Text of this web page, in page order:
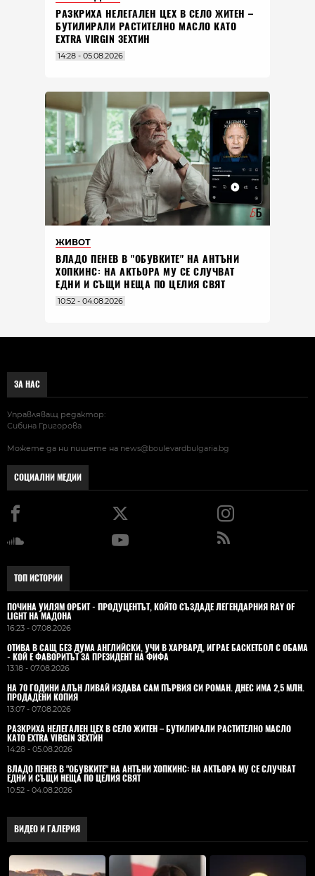
РАЗКРИХА НЕЛЕГАЛЕН ЦЕХ В СЕЛО ЖИТЕН –
БУТИЛИРАЛИ РАСТИТЕЛНО МАСЛО КАТО
EXTRA VIRGIN ЗЕХТИН
14:28 - 05.08.2026
ЖИВОТ
ВЛАДO ПЕНЕВ В "ОБУВКИТЕ" НА АНТЪНИ
ХОПКИНС: НА АКТЬОРА МУ СЕ СЛУЧВАТ
ЕДНИ И СЪЩИ НЕЩА ПО ЦЕЛИЯ СВЯТ
10:52 - 04.08.2026
ЗА НАС
Управляващ редактор:
Сибина Григорова
Можете да ни пишете на news@boulevardbulgaria.bg
СОЦИАЛНИ МЕДИИ
ТОП ИСТОРИИ
ПОЧИНА УИЛЯМ ОРБИТ - ПРОДУЦЕНТЪТ, КОЙТО СЪЗДАДЕ ЛЕГЕНДАРНИЯ RAY OF
LIGHT НА МАДОНА
16:23 - 07.08.2026
ОТИВА В САЩ БЕЗ ДУМА АНГЛИЙСКИ, УЧИ В ХАРВАРД, ИГРАЕ БАСКЕТБОЛ С ОБАМА
- КОЙ Е ФАВОРИТЪТ ЗА ПРЕЗИДЕНТ НА ФИФА
13:18 - 07.08.2026
НА 70 ГОДИНИ АЛЪН ЛИВАЙ ИЗДАВА САМ ПЪРВИЯ СИ РОМАН. ДНЕС ИМА 2,5 МЛН.
ПРОДАДЕНИ КОПИЯ
13:07 - 07.08.2026
РАЗКРИХА НЕЛЕГАЛЕН ЦЕХ В СЕЛО ЖИТЕН – БУТИЛИРАЛИ РАСТИТЕЛНО МАСЛО
КАТО EXTRA VIRGIN ЗЕХТИН
14:28 - 05.08.2026
ВЛАДO ПЕНЕВ В "ОБУВКИТЕ" НА АНТЪНИ ХОПКИНС: НА АКТЬОРА МУ СЕ СЛУЧВАТ
ЕДНИ И СЪЩИ НЕЩА ПО ЦЕЛИЯ СВЯТ
10:52 - 04.08.2026
ВИДЕО И ГАЛЕРИЯ